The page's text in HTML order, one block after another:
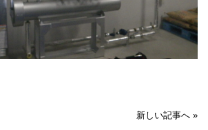
新しい記事へ »